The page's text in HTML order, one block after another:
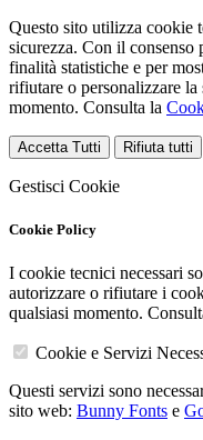
Questo sito utilizza cookie
sicurezza. Con il
finalità statistiche e per
rifiutare o personalizzare
momento. Consulta la
Accetta Tutti Rifiuta tutti
Gestisci Cookie
Cookie Policy
I cookie tecnici necessari
autorizzare o rifiutare i
qualsiasi momento.
Cookie e Servizi
Questi servizi sono
sito web: Bunny Fonts e